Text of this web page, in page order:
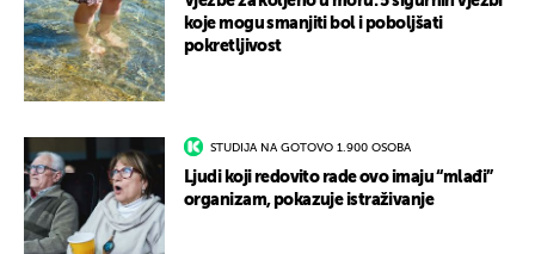
koje mogu smanjiti bol i poboljšati
pokretljivost
STUDIJA NA GOTOVO 1.900 OSOBA
Ljudi koji redovito rade ovo imaju “mlađi”
organizam, pokazuje istraživanje